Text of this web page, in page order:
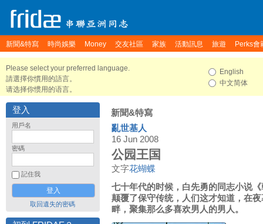
新聞&特寫 時尚娛樂 Money 交友社區 家族 活動訊息 旅遊 Perks會
Please select your preferred language.
請選擇你慣用的語言。
请选择你惯用的语言。
English
中文简体
登入
用戶名
密碼
記住我
取回遺失的密碼
新聞&特寫
亂世基人
16 Jun 2008
公园王国
文字花蝴蝶
七十年代的时候，白先勇的同志小说
颠覆了保守传统，人们这才知道，在
畔，聚集那么多喜欢男人的男人。